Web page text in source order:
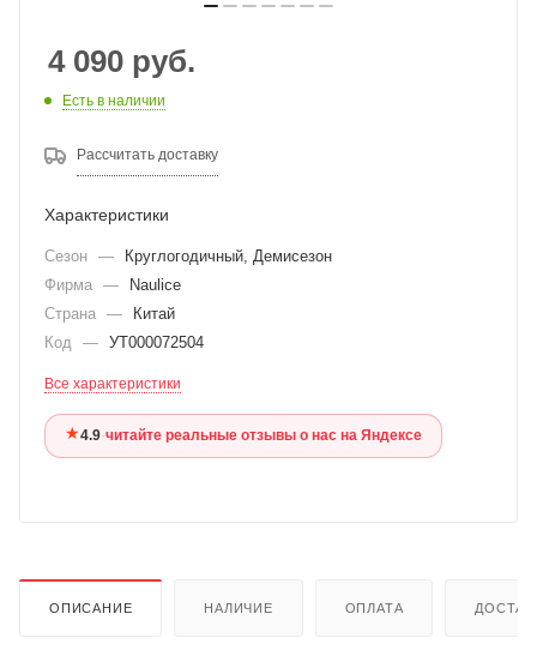
4 090 руб.
Есть в наличии
Рассчитать доставку
Характеристики
Сезон —
Круглогодичный, Демисезон
Фирма —
Naulice
Страна —
Китай
Код
— УТ000072504
Все характеристики
★4.9·читайте реальные отзывы о нас на Яндексе
ОПИСАНИЕ НАЛИЧИЕ ОПЛАТА